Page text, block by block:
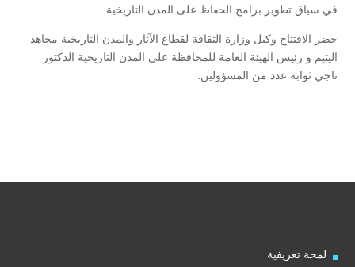
في سياق تطوير برامج الحفاظ على المدن التاريخية.
حضر الافتتاح وكيل وزارة الثقافة لقطاع الآثار والمدن التاريخية مجاهد
اليتيم و رئيس الهيئة العامة للمحافظة على المدن التاريخية الدكتور
ناجي ثوابة عدد من المسؤولين.
لمحة تعريفية